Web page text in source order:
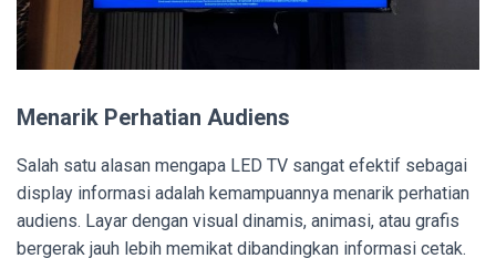
Menarik Perhatian Audiens
Salah satu alasan mengapa LED TV sangat efektif sebagai
display informasi adalah kemampuannya menarik perhatian
audiens. Layar dengan visual dinamis, animasi, atau grafis
bergerak jauh lebih memikat dibandingkan informasi cetak.